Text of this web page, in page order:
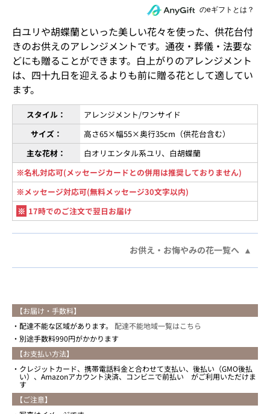
住所を知らない相手にeギフトで贈るのeギフトとは？
白ユリや胡蝶蘭といった美しい花々を使った、供花台付
きのお供えのアレンジメントです。通夜・葬儀・法要な
どにも贈ることができます。白上がりのアレンジメント
は、四十九日を迎えるよりも前に贈る花として適してい
ます。
スタイル：
アレンジメント/ワンサイド
サイズ：
高さ65×幅55×奥行35cm（供花台含む）
主な花材：
白オリエンタル系ユリ、白胡蝶蘭
※名札対応可(メッセージカードとの併用は推奨しておりません)
※メッセージ対応可(無料メッセージ30文字以内)
※ 17時でのご注文で翌日お届け
お供え・お悔やみの花一覧へ
【お届け・手数料】
配達不能な区域があります。 配達不能地域一覧はこちら
別途手数料990円がかかります
【お支払い方法】
クレジットカード、携帯電話料金と合わせて支払い、後払い（GMO後払
い）、Amazonアカウント決済、コンビニで前払い がご利用いただけま
す
【ご注意】